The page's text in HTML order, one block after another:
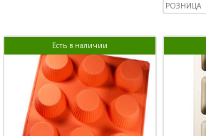
РОЗНИЦА
Есть в наличии